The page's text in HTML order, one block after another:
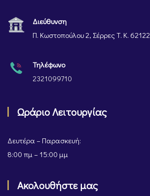
Διεύθυνση
Π. Κωστοπούλου 2, Σέρρες Τ. Κ. 62122
Τηλέφωνο
2321099710
Ωράριο Λειτουργίας
Δευτέρα – Παρασκευή:
8:00 πμ – 15:00 μμ
Ακολουθήστε μας